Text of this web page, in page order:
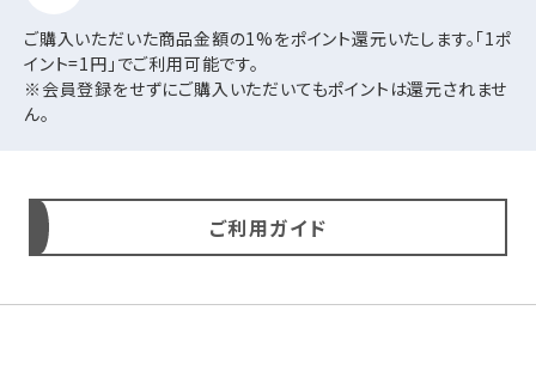
ご購入いただいた商品金額の1%をポイント還元いたします。「1ポ
イント=1円」でご利用可能です。
※会員登録をせずにご購入いただいてもポイントは還元されませ
ん。
ご利用ガイド